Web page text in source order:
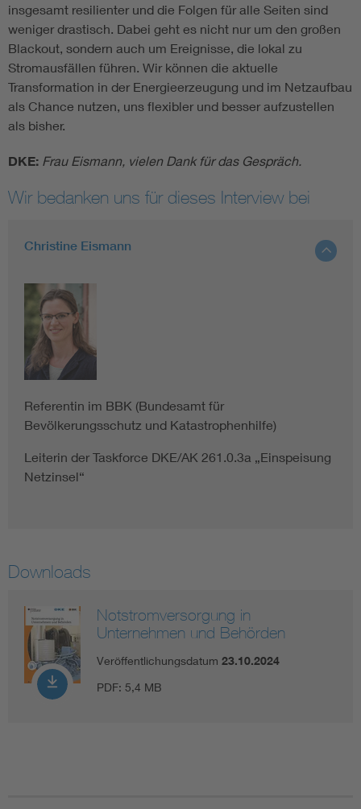
insgesamt resilienter und die Folgen für alle Seiten sind
weniger drastisch. Dabei geht es nicht nur um den großen
Blackout, sondern auch um Ereignisse, die lokal zu
Stromausfällen führen. Wir können die aktuelle
Transformation in der Energieerzeugung und im Netzaufbau
als Chance nutzen, uns flexibler und besser aufzustellen
als bisher.
DKE: Frau Eismann, vielen Dank für das Gespräch.
Wir bedanken uns für dieses Interview bei
Christine Eismann
Referentin im BBK (Bundesamt für
Bevölkerungsschutz und Katastrophenhilfe)
Leiterin der Taskforce DKE/AK 261.0.3a „Einspeisung
Netzinsel“
Downloads
Notstromversorgung in
Unternehmen und Behörden
Veröffentlichungsdatum 23.10.2024
PDF: 5,4 MB